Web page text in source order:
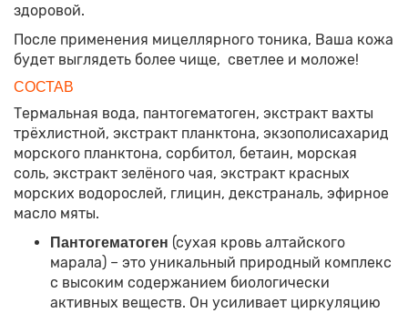
здоровой.
После применения мицеллярного тоника, Ваша кожа
будет выглядеть более чище, светлее и моложе!
СОСТАВ
Термальная вода, пантогематоген, экстракт вахты
трёхлистной, экстракт планктона, экзополисахарид
морского планктона, сорбитол, бетаин, морская
соль, экстракт зелёного чая, экстракт красных
морских водорослей, глицин, декстраналь, эфирное
масло мяты.
Пантогематоген (сухая кровь алтайского
марала) – это уникальный природный комплекс
с высоким содержанием биологически
активных веществ. Он усиливает циркуляцию